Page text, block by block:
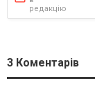
редакцію
3 Коментарів